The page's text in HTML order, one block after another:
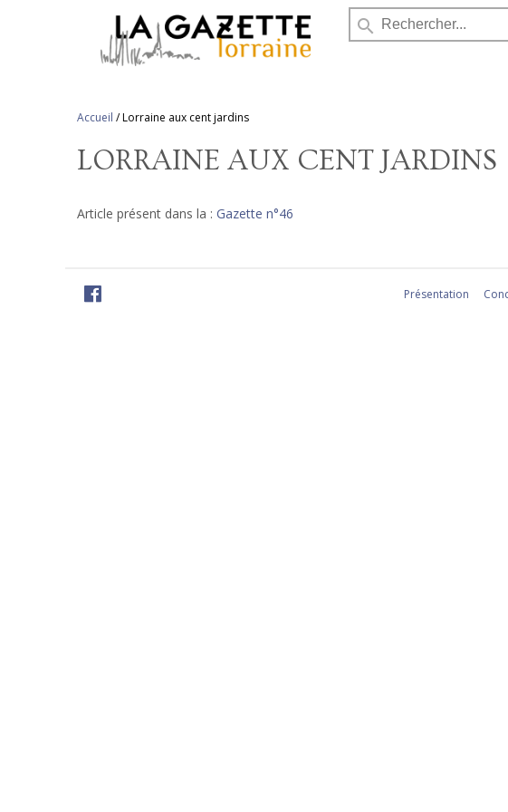
search
Accueil /Lorraine aux cent jardins
LORRAINE AUX CENT JARDINS
Article présent dans la : Gazette n°46
Présentation